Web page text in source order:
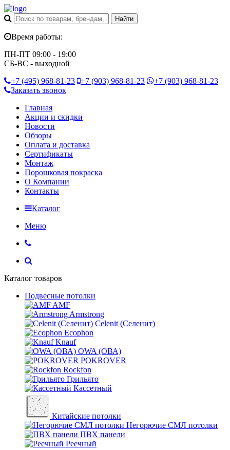
Время работы:
ПН-ПТ 09:00 - 19:00
СБ-ВС - выходной
+7 (495) 968-81-23 +7 (903) 968-81-23 +7 (903) 968-81-23
Заказать звонок
Главная
Акции и скидки
Новости
Обзоры
Оплата и доставка
Сертификаты
Монтаж
Порошковая покраска
О Компании
Контакты
Каталог
Меню
Каталог товаров
Подвесные потолки
AMF
Armstrong
Celenit (Селенит)
Ecophon
Knauf
OWA (ОВА)
POKROVER
Rockfon
Грильято
Кассетный
Китайские потолки
Негорючие СМЛ потолки
ПВХ панели
Реечный